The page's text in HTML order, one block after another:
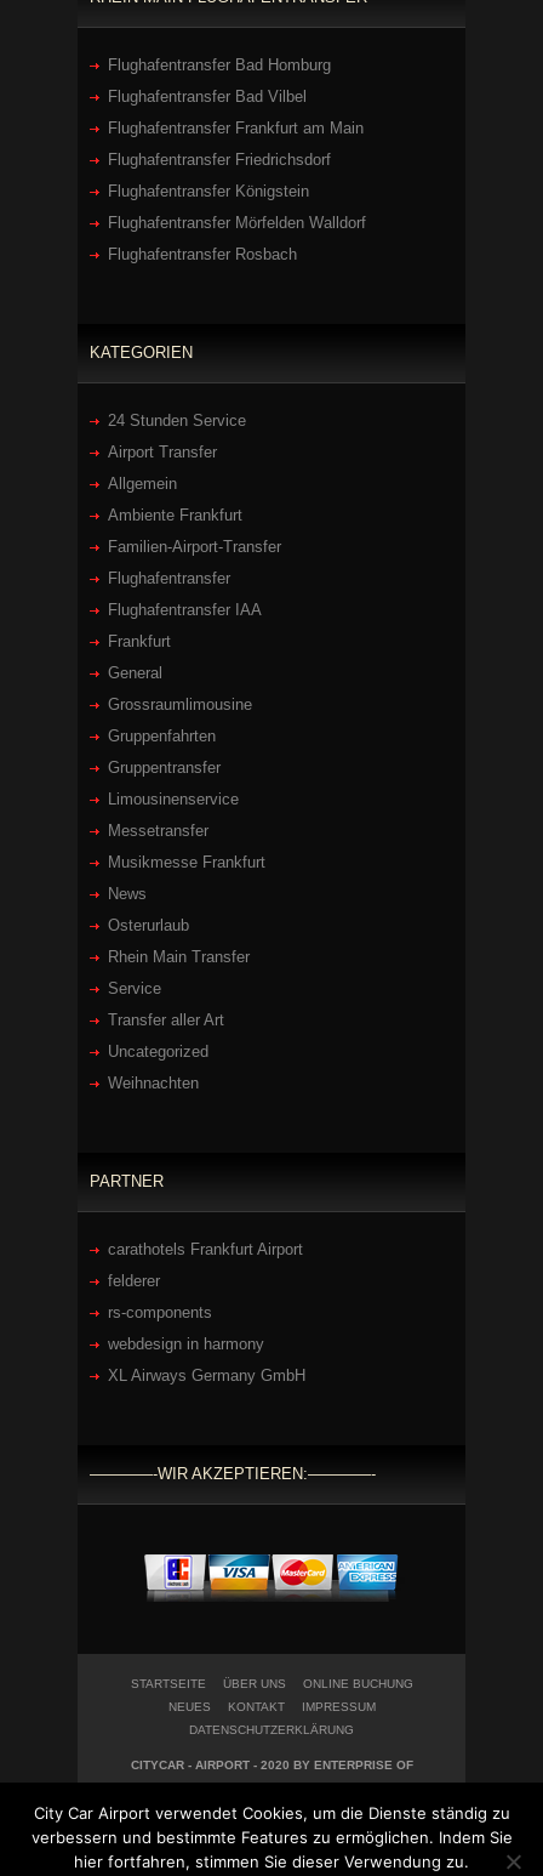
Flughafentransfer Bad Homburg
Flughafentransfer Bad Vilbel
Flughafentransfer Frankfurt am Main
Flughafentransfer Friedrichsdorf
Flughafentransfer Königstein
Flughafentransfer Mörfelden Walldorf
Flughafentransfer Rosbach
KATEGORIEN
24 Stunden Service
Airport Transfer
Allgemein
Ambiente Frankfurt
Familien-Airport-Transfer
Flughafentransfer
Flughafentransfer IAA
Frankfurt
General
Grossraumlimousine
Gruppenfahrten
Gruppentransfer
Limousinenservice
Messetransfer
Musikmesse Frankfurt
News
Osterurlaub
Rhein Main Transfer
Service
Transfer aller Art
Uncategorized
Weihnachten
PARTNER
carathotels Frankfurt Airport
felderer
rs-components
webdesign in harmony
XL Airways Germany GmbH
————-WIR AKZEPTIEREN:————-
STARTSEITE ÜBER UNS
ONLINE BUCHUNG
NEUES
KONTAKT
IMPRESSUM
DATENSCHUTZERKLÄRUNG
CITYCAR - AIRPORT - 2020 BY ENTERPRISE OF
City Car Airport verwendet Cookies, um die Dienste ständig zu
verbessern und bestimmte Features zu ermöglichen. Indem Sie
hier fortfahren, stimmen Sie dieser Verwendung zu.